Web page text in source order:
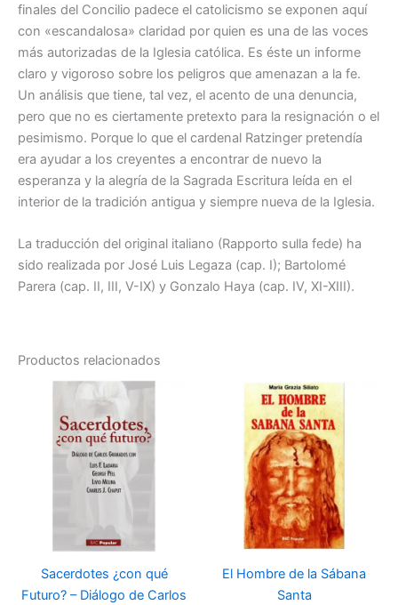
finales del Concilio padece el catolicismo se exponen aquí
con «escandalosa» claridad por quien es una de las voces
más autorizadas de la Iglesia católica. Es éste un informe
claro y vigoroso sobre los peligros que amenazan a la fe.
Un análisis que tiene, tal vez, el acento de una denuncia,
pero que no es ciertamente pretexto para la resignación o el
pesimismo. Porque lo que el cardenal Ratzinger pretendía
era ayudar a los creyentes a encontrar de nuevo la
esperanza y la alegría de la Sagrada Escritura leída en el
interior de la tradición antigua y siempre nueva de la Iglesia.
La traducción del original italiano (Rapporto sulla fede) ha
sido realizada por José Luis Legaza (cap. I); Bartolomé
Parera (cap. II, III, V-IX) y Gonzalo Haya (cap. IV, XI-XIII).
Productos relacionados
Sacerdotes ¿con qué
Futuro? – Diálogo de Carlos
El Hombre de la Sábana
Santa